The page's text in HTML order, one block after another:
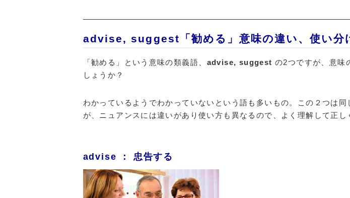
advise, suggest「勧める」意味の違い、使い分
「勧める」という意味の類義語、 advise, suggest の2つですが、意味
しょうか？
わかっているようでわかっていないという語も多いもの。この２つは
が、ニュアンスには違いがあり使い方も異なるので、よく理解して正し
advise ： 忠告する